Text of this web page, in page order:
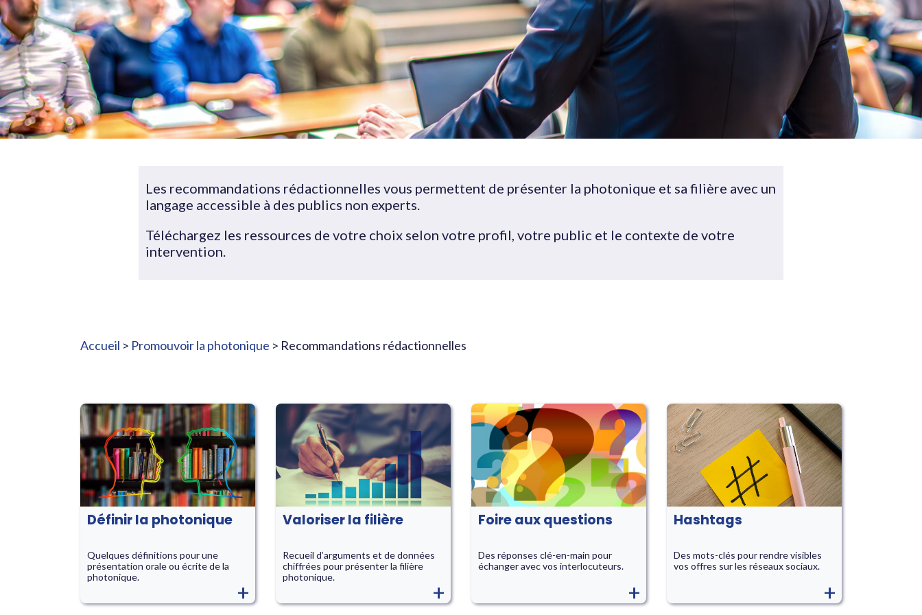
Les recommandations rédactionnelles vous permettent de présenter la photonique et sa filière avec un
langage accessible à des publics non experts.
Téléchargez les ressources de votre choix selon votre profil, votre public et le contexte de votre
intervention.
Accueil > Promouvoir la photonique > Recommandations rédactionnelles
Définir la photonique
Quelques définitions pour une
présentation orale ou écrite de la
photonique.
+
Valoriser la filière
Recueil d’arguments et de données
chiffrées pour présenter la filière
photonique.
+
Foire aux questions
Des réponses clé-en-main pour
échanger avec vos interlocuteurs.
+
Hashtags
Des mots-clés pour rendre visibles
vos offres sur les réseaux sociaux.
+